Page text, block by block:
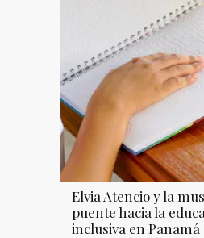
Elvia Atencio y la
puente hacia la
inclusiva en Panamá